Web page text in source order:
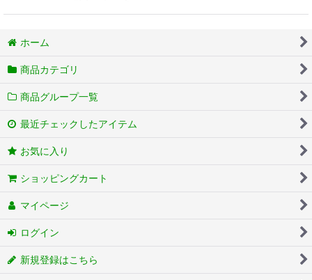
ホーム
商品カテゴリ
商品グループ一覧
最近チェックしたアイテム
お気に入り
ショッピングカート
マイページ
ログイン
新規登録はこちら